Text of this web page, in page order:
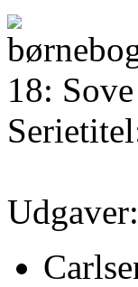
18:
Udgaver: